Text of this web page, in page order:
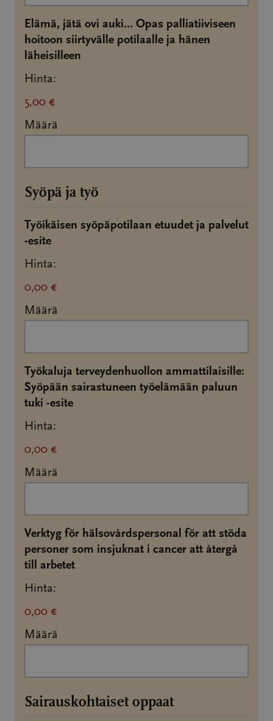
Elämä, jätä ovi auki… Opas palliatiiviseen
hoitoon siirtyvälle potilaalle ja hänen
läheisilleen
Hinta:
5,00 €
Määrä
Syöpä ja työ
Työikäisen syöpäpotilaan etuudet ja palvelut
-esiteMäärä
Hinta:
0,00 €
Määrä
Työkaluja terveydenhuollon ammattilaisille:
Syöpään sairastuneen työelämään paluun
tuki -esiteMäärä
Hinta:
0,00 €
Määrä
Verktyg för hälsovårdspersonal för att stöda
personer som insjuknat i cancer att återgå
till arbetetMäärä
Hinta:
0,00 €
Määrä
Sairauskohtaiset oppaat